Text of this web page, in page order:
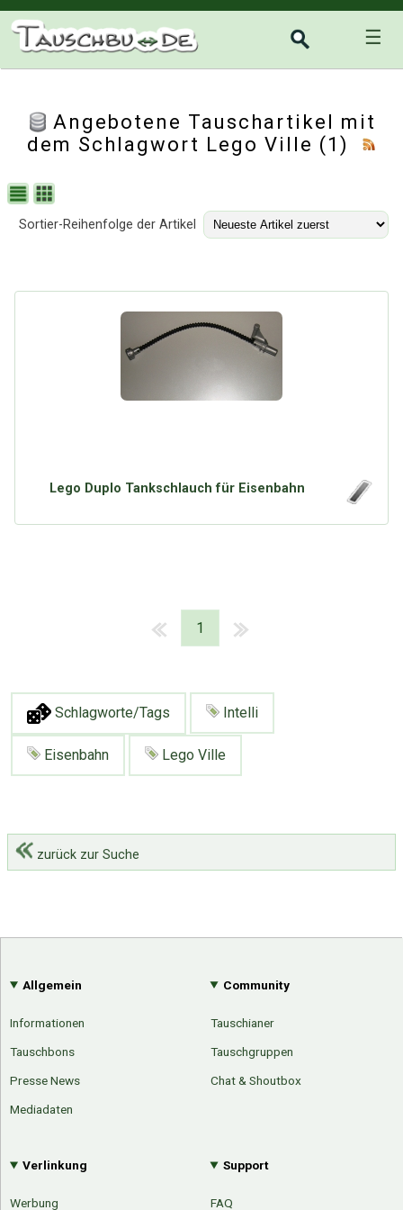
☰
Angebotene Tauschartikel mit
dem Schlagwort Lego Ville (1)
Sortier-Reihenfolge der Artikel
Lego Duplo Tankschlauch für Eisenbahn
1
Schlagworte/Tags Intelli
Eisenbahn Lego Ville
zurück zur Suche
Allgemein
Informationen
Tauschbons
Presse News
Mediadaten
Community
Tauschianer
Tauschgruppen
Chat & Shoutbox
Verlinkung
Werbung
Support
FAQ